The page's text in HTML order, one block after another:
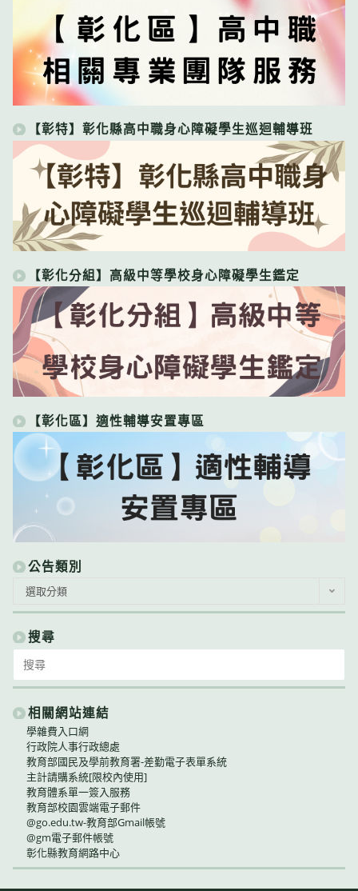
【彰特】彰化縣高中職身心障礙學生巡迴輔導班
【彰化分組】高級中等學校身心障礙學生鑑定
【彰化區】適性輔導安置專區
公告類別
類
別
選取分類
搜尋
for:
相關網站連結
學雜費入口網
行政院人事行政總處
教育部國民及學前教育署-差勤電子表單系統
主計請購系統[限校內使用]
教育體系單一簽入服務
教育部校園雲端電子郵件
@go.edu.tw-教育部Gmail帳號
@gm電子郵件帳號
彰化縣教育網路中心